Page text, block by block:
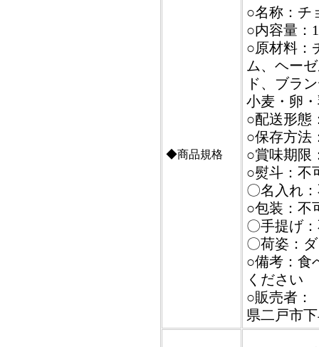
◆商品規格
○名称：チ
○内容量：
○原材料：
ム、ヘー
ド、ブラ
小麦・卵
○配送形態
○保存方法
○賞味期限
○熨斗：不
〇名入れ
○包装：不
〇手提げ
〇荷姿：
○備考：食
ください
○販売者：
県二戸市